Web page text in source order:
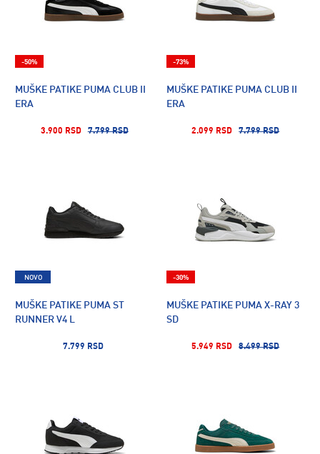
MUŠKE PATIKE PUMA CLUB II
ERA
3.900 RSD 7.799 RSD
-50%
MUŠKE PATIKE PUMA CLUB II
ERA
2.099 RSD 7.799 RSD
-73%
MUŠKE PATIKE PUMA ST
RUNNER V4 L
7.799 RSD
NOVO
MUŠKE PATIKE PUMA X-RAY 3
SD
5.949 RSD 8.499 RSD
-30%